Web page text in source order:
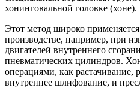
хонинговальной головке (хоне).
Этот метод широко
производстве, например, при
двигателей внутреннего
пневматических цилиндров.
операциями, как растачивание,
внутреннее шлифование, и